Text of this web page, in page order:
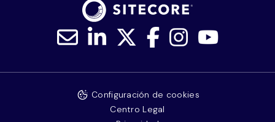
Configuración de cookies
Centro Legal